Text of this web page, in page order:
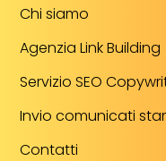
Chi siamo
Agenzia Link Building
Servizio SEO
Invio comunicati
Contatti